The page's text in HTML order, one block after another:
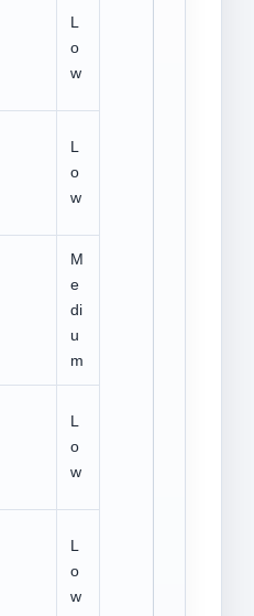
L
o
w
L
o
w
M
e
di
u
m
L
o
w
L
o
w